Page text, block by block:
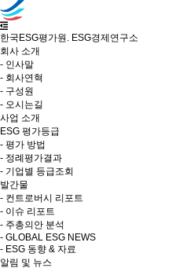
한국ESG평가원. ESG경제연구소
회사 소개
- 인사말
- 회사연혁
- 구성원
- 오시는길
사업 소개
ESG 평가등급
- 평가 방법
- 정례평가결과
- 기업별 등급조회
발간물
- 컨트로버시 리포트
- 이슈 리포트
- 주총의안 분석
- GLOBAL ESG NEWS
- ESG 동향 & 자료
알림 및 뉴스